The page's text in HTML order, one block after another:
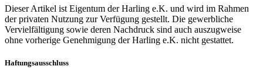
Dieser Artikel ist Eigentum der Harling e.K. und wird im Rahmen
der privaten Nutzung zur Verfügung gestellt. Die gewerbliche
Vervielfältigung sowie deren Nachdruck sind auch auszugweise
ohne vorherige Genehmigung der Harling e.K. nicht gestattet.
Haftungsausschluss